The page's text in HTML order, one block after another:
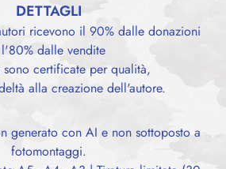
DETTAGLI
ricevono il 90% dalle donazioni
dalle vendite
sono certificate per qualità,
alla creazione dell'autore.
generato con AI e non sottoposto a
fotomontaggi.